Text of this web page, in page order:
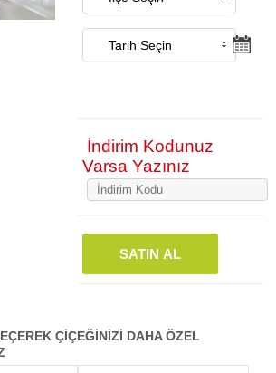
İndirim Kodunuz
Varsa Yazınız
SATIN AL
ÇİÇEĞİNİZİ DAHA ÖZEL